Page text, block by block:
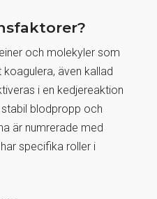
och molekyler som
även kallad
i en kedjereaktion
blodpropp och
är numrerade med
specifika roller i